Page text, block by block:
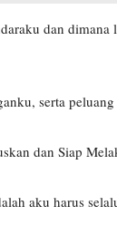
dan
serta
dan Siap
aku harus